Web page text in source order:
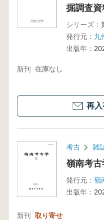
掘調査
シリーズ：
発行元： 九
出版年：
新刊 在庫なし
再
考古 雑
嶺南考
発行元： 嶺
出版年：
新刊 取り寄せ